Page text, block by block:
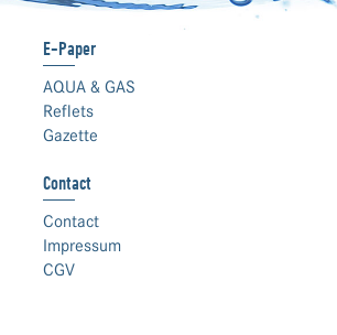
E-Paper
AQUA & GAS
Reflets
Gazette
Contact
Contact
Impressum
CGV